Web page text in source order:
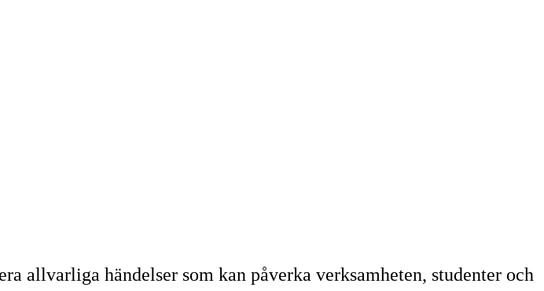
allvarliga händelser som kan påverka verksamheten, studenter och